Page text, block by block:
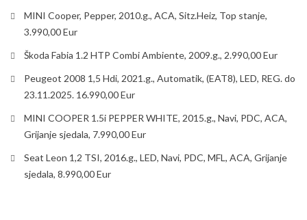
MINI Cooper, Pepper, 2010.g., ACA, Sitz.Heiz, Top stanje,
3.990,00 Eur
Škoda Fabia 1.2 HTP Combi Ambiente, 2009.g., 2.990,00 Eur
Peugeot 2008 1,5 Hdi, 2021.g., Automatik, (EAT8), LED, REG. do
23.11.2025. 16.990,00 Eur
MINI COOPER 1.5i PEPPER WHITE, 2015.g., Navi, PDC, ACA,
Grijanje sjedala, 7.990,00 Eur
Seat Leon 1,2 TSI, 2016.g., LED, Navi, PDC, MFL, ACA, Grijanje
sjedala, 8.990,00 Eur